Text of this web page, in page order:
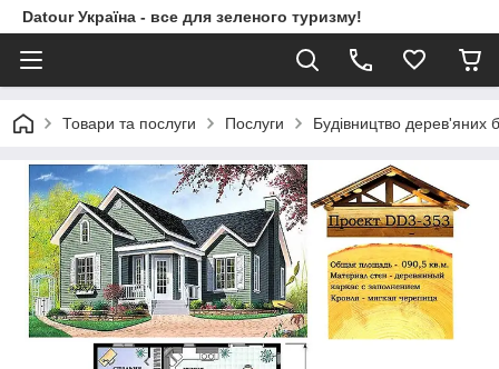
Datour Україна - все для зеленого туризму!
Товари та послуги Послуги Будівництво дерев'яних